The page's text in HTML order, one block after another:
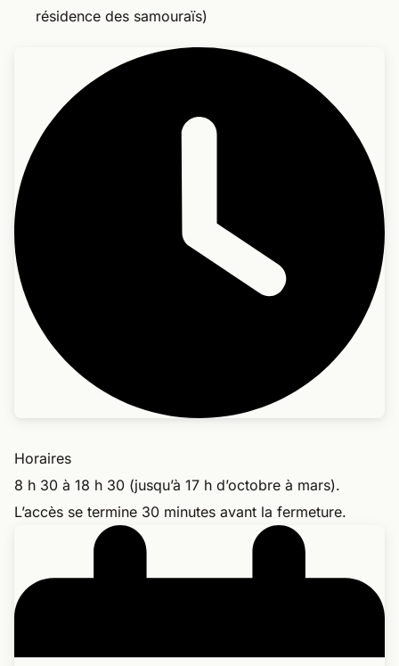
résidence des samouraïs)
Horaires
8 h 30 à 18 h 30 (jusqu’à 17 h d’octobre à mars).
L’accès se termine 30 minutes avant la fermeture.